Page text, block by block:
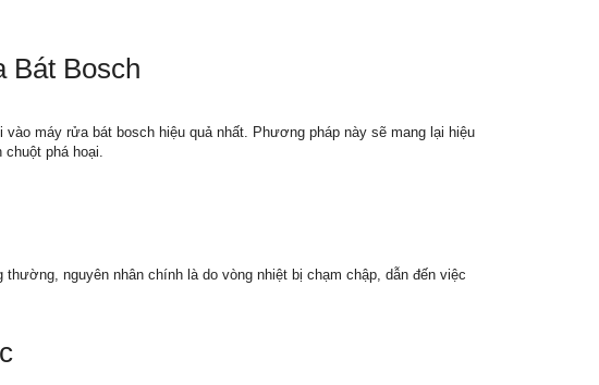
Bát Bosch
máy rửa bát bosch hiệu quả nhất. Phương pháp này sẽ mang lại hiệu
phá hoại.
nguyên nhân chính là do vòng nhiệt bị chạm chập, dẫn đến việc